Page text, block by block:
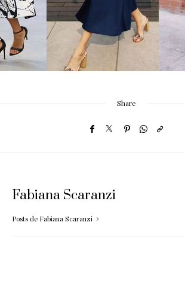
Share
Fabiana Scaranzi
Posts de Fabiana Scaranzi